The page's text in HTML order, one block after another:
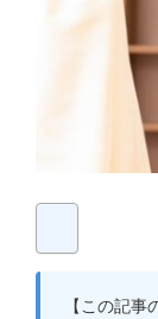
【この記